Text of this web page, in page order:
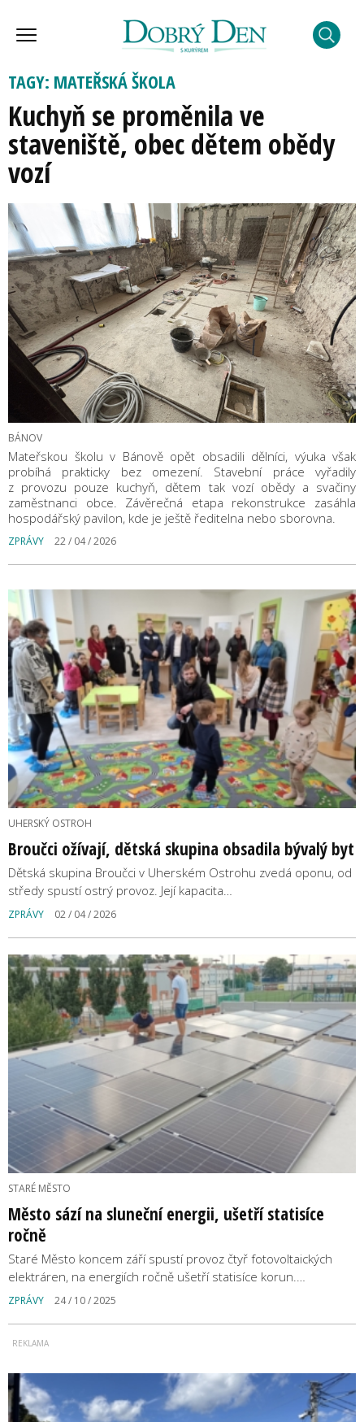
TAGY: MATEŘSKÁ ŠKOLA
Kuchyň se proměnila ve
staveniště, obec dětem obědy
vozí
BÁNOV
Mateřskou školu v Bánově opět obsadili dělníci, výuka však
probíhá prakticky bez omezení. Stavební práce vyřadily
z provozu pouze kuchyň, dětem tak vozí obědy a svačiny
zaměstnanci obce. Závěrečná etapa rekonstrukce zasáhla
hospodářský pavilon, kde je ještě ředitelna nebo sborovna.
ZPRÁVY 22 / 04 / 2026
UHERSKÝ OSTROH
Broučci ožívají, dětská skupina obsadila bývalý byt
Dětská skupina Broučci v Uherském Ostrohu zvedá oponu, od
středy spustí ostrý provoz. Její kapacita…
ZPRÁVY 02 / 04 / 2026
STARÉ MĚSTO
Město sází na sluneční energii, ušetří statisíce
ročně
Staré Město koncem září spustí provoz čtyř fotovoltaických
elektráren, na energiích ročně ušetří statisíce korun.…
ZPRÁVY 24 / 10 / 2025